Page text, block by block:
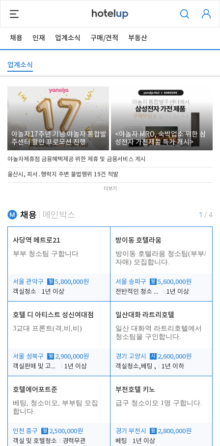
채용 인재 업계소식 구매/견적 부동산
업계소식
야놀자17주년 기념 야놀자 통합발
주센터 할인 프로모션 진행
<야놀자 MRO, 숙박업소 위한 삼
성전자 가전제품 특가 개시>
야놀자제휴점 금융혜택제공 위한 제휴 및 금융서비스 게시
울산시, 피서․행락지 주변 불법행위 19건 적발
더보기
채용 메인박스 1 / 4
사당역 메트로21
부부 청소팀 구합니다
서울 관악구 월 5,800,000원
객실청소
1년 이상
방이동 호텔라움
방이동 호텔라움 청소팀(부부/
자매) 모집합니다.
서울 송파구 월 5,600,000원
전반적인 청소 업무(객실청소.객실정리)
1년 이상
호텔 디 아티스트 성신여대점
3교대 프론트(격,비,비)
서울 성북구 월 2,900,000원
객실판매 및 고객응대
1년 이상
일산대화 라트리호텔
일산 대화역 라트리호텔에서
청소팀을 구인합니다.
경기 고양시 시
2,600,000원
객실청소,베팅 ,
1년 이하
호텔에어포트준
베팅, 청소이모, 부부팀 모집
합니다.
인천 중구 월 2,500,000원
객실 및 호텔청소
경력무관
부천호텔 키노
급구 청소이모 1명 구합니다.
경기 부천시 월 2,800,000원
베팅
1년 이상